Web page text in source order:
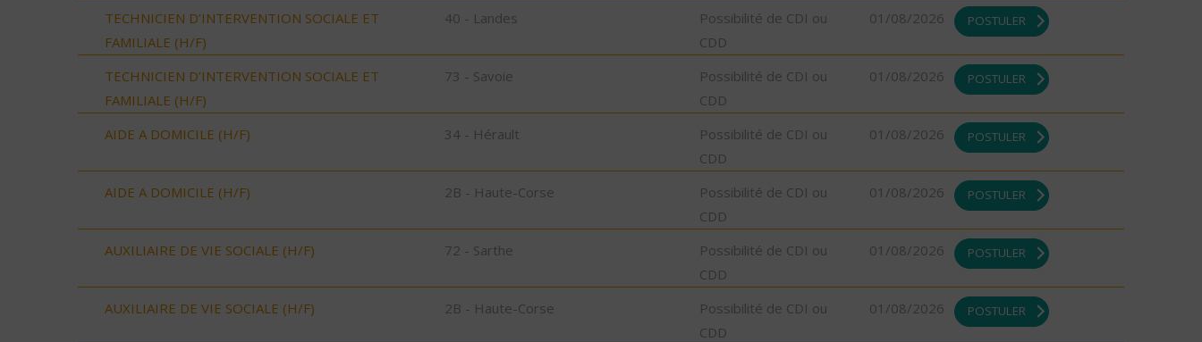
TECHNICIEN D’INTERVENTION SOCIALE ET
FAMILIALE (H/F)
40 - Landes
Possibilité de CDI ou
CDD
01/08/2026 POSTULER
TECHNICIEN D’INTERVENTION SOCIALE ET
FAMILIALE (H/F)
73 - Savoie
Possibilité de CDI ou
CDD
01/08/2026 POSTULER
AIDE A DOMICILE (H/F) 34 - Hérault
Possibilité de CDI ou
CDD
01/08/2026 POSTULER
AIDE A DOMICILE (H/F) 2B - Haute-Corse
Possibilité de CDI ou
CDD
01/08/2026 POSTULER
AUXILIAIRE DE VIE SOCIALE (H/F) 72 - Sarthe
Possibilité de CDI ou
CDD
01/08/2026 POSTULER
AUXILIAIRE DE VIE SOCIALE (H/F) 2B - Haute-Corse
Possibilité de CDI ou
CDD
01/08/2026 POSTULER